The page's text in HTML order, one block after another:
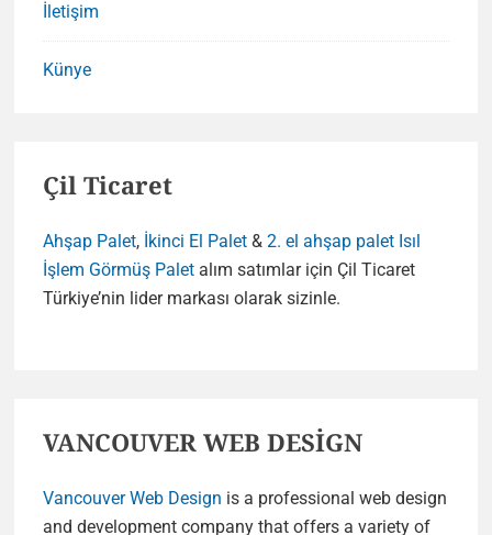
İletişim
Künye
Çil Ticaret
Ahşap Palet, İkinci El Palet & 2. el ahşap palet Isıl
İşlem Görmüş Palet alım satımlar için Çil Ticaret
Türkiye’nin lider markası olarak sizinle.
VANCOUVER WEB DESİGN
Vancouver Web Design is a professional web design
and development company that offers a variety of